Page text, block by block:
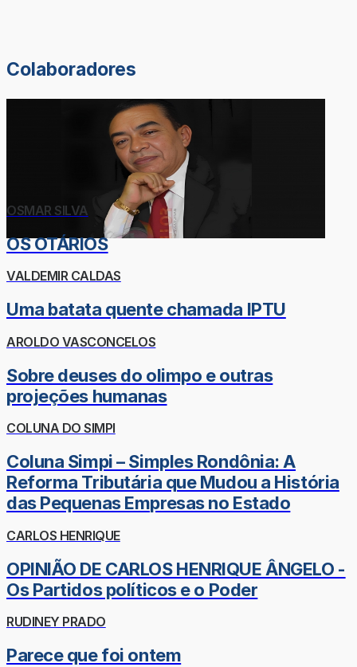
Colaboradores
OSMAR SILVA
OS OTÁRIOS
VALDEMIR CALDAS
Uma batata quente chamada IPTU
AROLDO VASCONCELOS
Sobre deuses do olimpo e outras
projeções humanas
COLUNA DO SIMPI
Coluna Simpi – Simples Rondônia: A
Reforma Tributária que Mudou a História
das Pequenas Empresas no Estado
CARLOS HENRIQUE
OPINIÃO DE CARLOS HENRIQUE ÂNGELO -
Os Partidos políticos e o Poder
RUDINEY PRADO
Parece que foi ontem